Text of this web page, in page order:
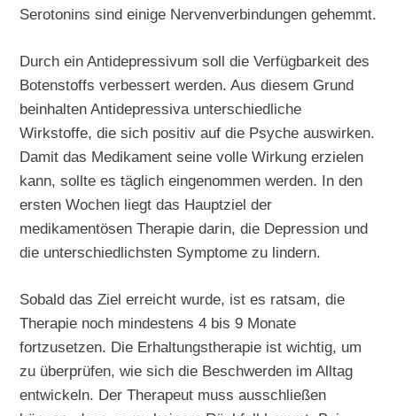
Serotonins sind einige Nervenverbindungen gehemmt.
Durch ein Antidepressivum soll die Verfügbarkeit des
Botenstoffs verbessert werden. Aus diesem Grund
beinhalten Antidepressiva unterschiedliche
Wirkstoffe, die sich positiv auf die Psyche auswirken.
Damit das Medikament seine volle Wirkung erzielen
kann, sollte es täglich eingenommen werden. In den
ersten Wochen liegt das Hauptziel der
medikamentösen Therapie darin, die Depression und
die unterschiedlichsten Symptome zu lindern.
Sobald das Ziel erreicht wurde, ist es ratsam, die
Therapie noch mindestens 4 bis 9 Monate
fortzusetzen. Die Erhaltungstherapie ist wichtig, um
zu überprüfen, wie sich die Beschwerden im Alltag
entwickeln. Der Therapeut muss ausschließen